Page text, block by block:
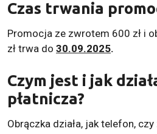
Czas trwania
Promocja ze zwrotem 600 zł i
zł trwa do 30.09.2025.
Czym jest i jak
płatnicza?
Obrączka działa, jak telefon, czy